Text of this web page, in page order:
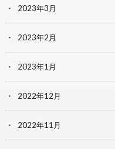
2023年3月
2023年2月
2023年1月
2022年12月
2022年11月